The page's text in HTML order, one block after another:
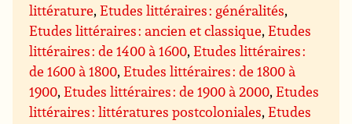
littérature,Etudes littéraires : généralités,
Etudes littéraires : ancien et classique,Etudes
littéraires : de 1400 à 1600,Etudes littéraires :
de 1600 à 1800,Etudes littéraires : de 1800 à
1900,Etudes littéraires : de 1900 à 2000,Etudes
littéraires : littératures postcoloniales,Etudes